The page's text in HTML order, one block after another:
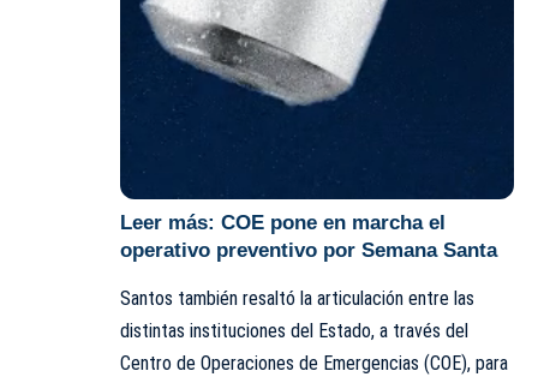
Leer más: COE pone en marcha el
operativo preventivo por Semana Santa
Santos también resaltó la articulación entre las
distintas instituciones del Estado, a través del
Centro de Operaciones de Emergencias (COE), para